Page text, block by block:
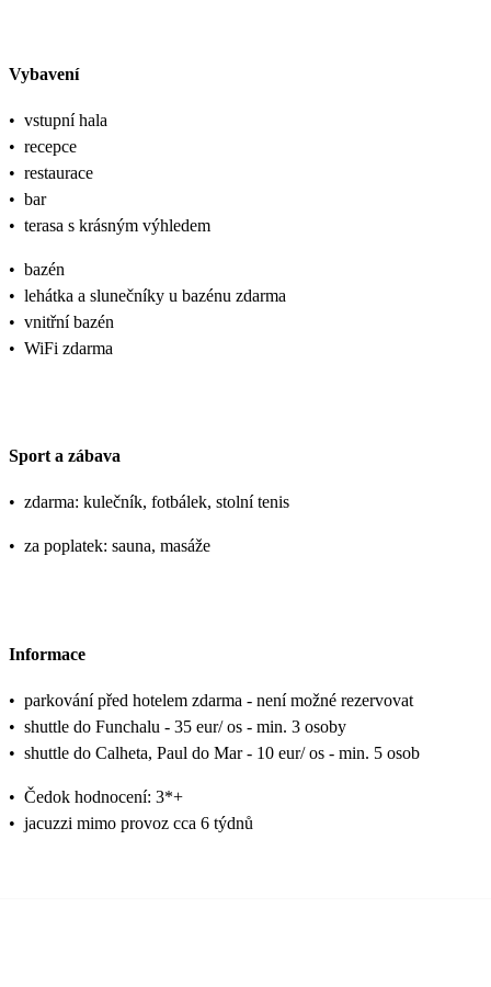
Vybavení
• vstupní hala
• recepce
• restaurace
• bar
• terasa s krásným výhledem
• bazén
• lehátka a slunečníky u bazénu zdarma
• vnitřní bazén
• WiFi zdarma
Sport a zábava
• zdarma: kulečník, fotbálek, stolní tenis
• za poplatek: sauna, masáže
Informace
• parkování před hotelem zdarma - není možné rezervovat
• shuttle do Funchalu - 35 eur/ os - min. 3 osoby
• shuttle do Calheta, Paul do Mar - 10 eur/ os - min. 5 osob
• Čedok hodnocení: 3*+
• jacuzzi mimo provoz cca 6 týdnů